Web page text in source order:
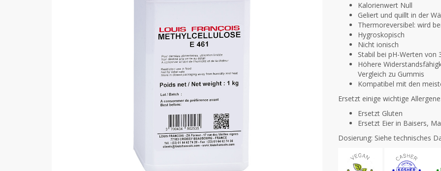
Kalorienwert Null
Geliert und quillt in der
Thermoreversibel: wird
Hygroskopisch
Nicht ionisch
Stabil bei pH-Werten von
Höhere
Vergleich zu Gummis
Kompatibel mit den
Ersetzt einige wichtige
Ersetzt Gluten
Ersetzt Eier in Baisers,
Dosierung: Siehe technisches